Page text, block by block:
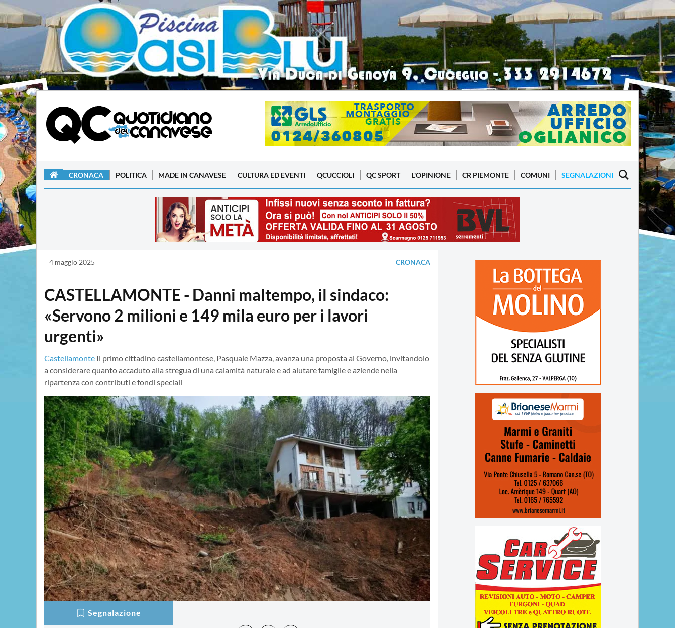
CRONACA POLITICA MADE IN CANAVESE CULTURA ED EVENTI QCUCCIOLI QC SPORT L'OPINIONE CR PIEMONTE COMUNI SEGNALAZIONI
4 maggio 2025 CRONACA
CASTELLAMONTE - Danni maltempo, il sindaco:
«Servono 2 milioni e 149 mila euro per i lavori
urgenti»
Castellamonte Il primo cittadino castellamontese, Pasquale Mazza, avanza una proposta al Governo, invitandolo
a considerare quanto accaduto alla stregua di una calamità naturale e ad aiutare famiglie e aziende nella
ripartenza con contributi e fondi speciali
Segnalazione